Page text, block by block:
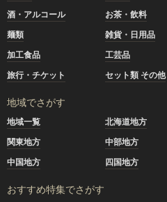
酒・アルコール
お茶・飲料
麺類
雑貨・日用品
加工食品
工芸品
旅行・チケット
セット類 その他
地域でさがす
地域一覧 北海道地方
関東地方
中部地方
中国地方
四国地方
おすすめ特集でさがす